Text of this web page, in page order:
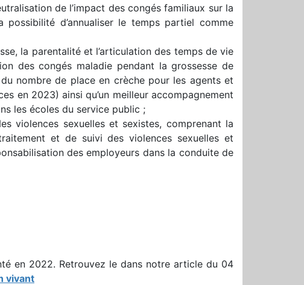
de l’impact des congés familiaux sur la
d’annualiser le temps partiel comme
la parentalité et l’articulation des temps de vie
des congés maladie pendant la grossesse de
nombre de place en crèche pour les agents et
en 2023) ainsi qu’un meilleur accompagnement
les écoles du service public ;
violences sexuelles et sexistes, comprenant la
et de suivi des violences sexuelles et
des employeurs dans la conduite de
en 2022. Retrouvez le dans notre article du 04
vivant